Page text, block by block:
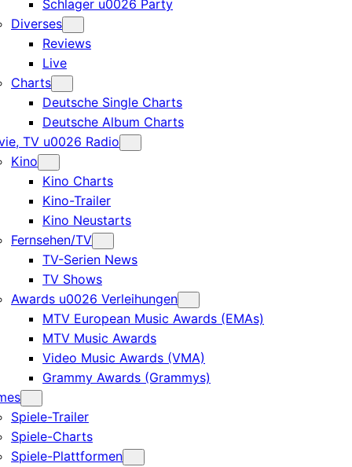
Schlager u0026 Party
Diverses
Reviews
Live
Charts
Deutsche Single Charts
Deutsche Album Charts
TV u0026 Radio
Kino
Kino Charts
Kino-Trailer
Kino Neustarts
Fernsehen/TV
TV-Serien News
TV Shows
Awards u0026 Verleihungen
MTV European Music Awards (EMAs)
MTV Music Awards
Video Music Awards (VMA)
Grammy Awards (Grammys)
Spiele-Trailer
Spiele-Charts
Spiele-Plattformen